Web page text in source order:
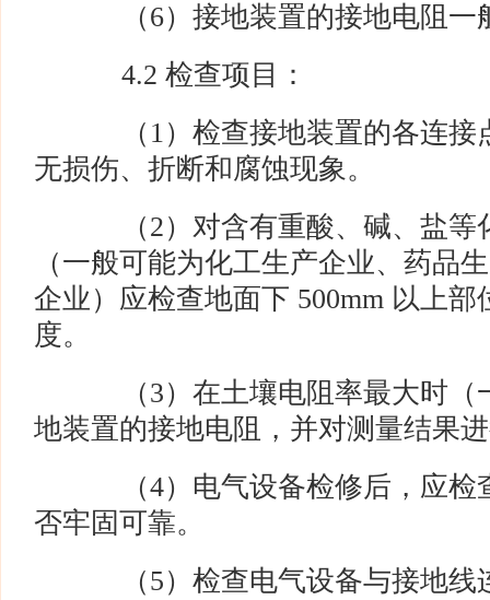
（6）接地装置的接地电阻一
4.2 检查项目：
（1）检查接地装置的各连接
无损伤、折断和腐蚀现象。
（2）对含有重酸、碱、盐等
（一般可能为化工生产企业、药品
企业）应检查地面下 500mm 以上
度。
（3）在土壤电阻率最大时（
地装置的接地电阻，并对测量结果
（4）电气设备检修后，应检
否牢固可靠。
（5）检查电气设备与接地线